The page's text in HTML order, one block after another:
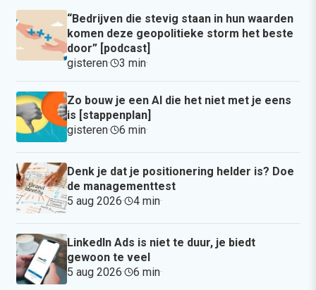
“Bedrijven die stevig staan in hun waarden
komen deze geopolitieke storm het beste
door” [podcast]
gisteren· 3 min·
Zo bouw je een AI die het niet met je eens
is [stappenplan]
gisteren· 6 min·
Denk je dat je positionering helder is? Doe
de managementtest
5 aug 2026· 4 min·
LinkedIn Ads is niet te duur, je biedt
gewoon te veel
5 aug 2026· 6 min·